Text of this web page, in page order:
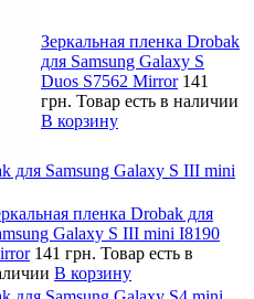
Зеркальная пленка Drobak
для Samsung Galaxy S
Duos S7562 Mirror 141
грн. Товар есть в наличии
В корзину
для Samsung Galaxy S III mini
пленка Drobak для
Galaxy S III mini I8190
141 грн. Товар есть в
В корзину